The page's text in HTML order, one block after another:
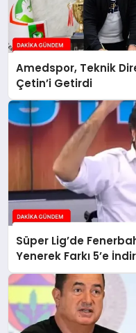
Amedspor, Teknik
Çetin’i Getirdi
Süper Lig’de
Yenerek Farkı 5’e